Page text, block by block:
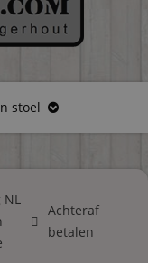
stoel
NL
Achteraf
betalen